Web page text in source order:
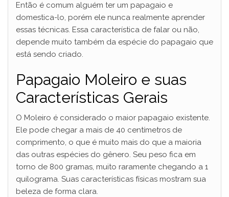
Então é comum alguém ter um papagaio e
domestica-lo, porém ele nunca realmente aprender
essas técnicas. Essa característica de falar ou não,
depende muito também da espécie do papagaio que
está sendo criado.
Papagaio Moleiro e suas
Características Gerais
O Moleiro é considerado o maior papagaio existente.
Ele pode chegar a mais de 40 centímetros de
comprimento, o que é muito mais do que a maioria
das outras espécies do gênero. Seu peso fica em
torno de 800 gramas, muito raramente chegando a 1
quilograma. Suas características físicas mostram sua
beleza de forma clara.